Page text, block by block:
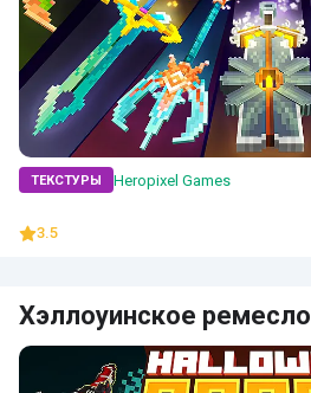
ТЕКСТУРЫ Heropixel Games
3.5
Хэллоуинское ремесло